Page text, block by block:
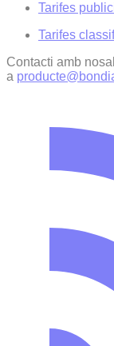
Tarifes
Tarifes
Contacti amb
a